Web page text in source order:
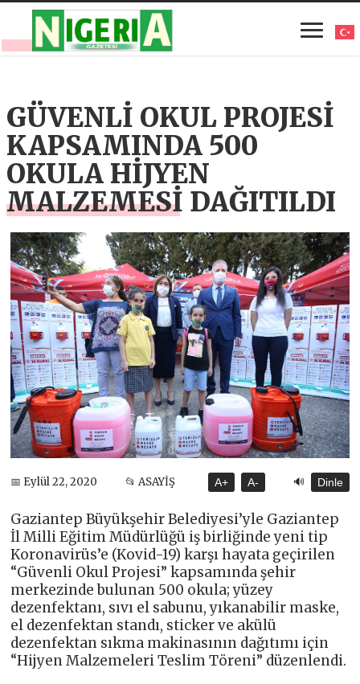
GÜVENLİ OKUL PROJESİ
KAPSAMINDA 500
OKULA HİJYEN
MALZEMESİ DAĞITILDI
📅 Eylül 22, 2020 📂 ASAYİŞ A+ A- 🔊 Dinle
Gaziantep Büyükşehir Belediyesi’yle Gaziantep
İl Milli Eğitim Müdürlüğü iş birliğinde yeni tip
Koronavirüs’e (Kovid-19) karşı hayata geçirilen
“Güvenli Okul Projesi” kapsamında şehir
merkezinde bulunan 500 okula; yüzey
dezenfektanı, sıvı el sabunu, yıkanabilir maske,
el dezenfektan standı, sticker ve akülü
dezenfektan sıkma makinasının dağıtımı için
“Hijyen Malzemeleri Teslim Töreni” düzenlendi.